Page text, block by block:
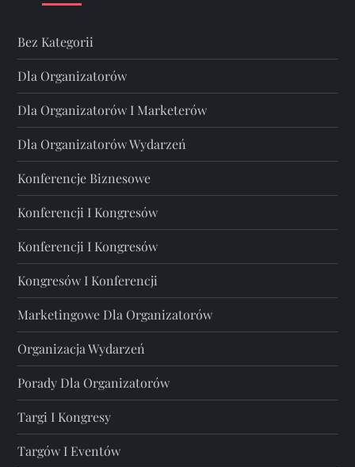
Bez Kategorii
Dla Organizatorów
Dla Organizatorów I Marketerów
Dla Organizatorów Wydarzeń
Konferencje Biznesowe
Konferencji I Kongresów
Konferencji I Kongresów
Kongresów I Konferencji
Marketingowe Dla Organizatorów
Organizacja Wydarzeń
Porady Dla Organizatorów
Targi I Kongresy
Targów I Eventów